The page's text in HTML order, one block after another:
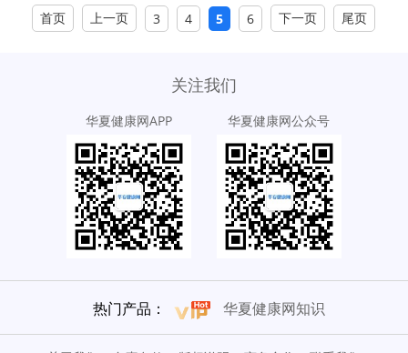
首页 上一页 3 4 5 6 下一页 尾页
关注我们
华夏健康网APP 华夏健康网公众号
热门产品： 华夏健康网知识